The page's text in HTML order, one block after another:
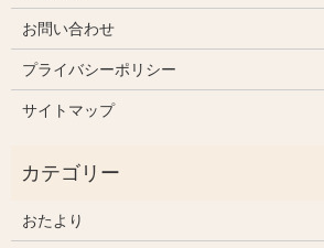
お問い合わせ
プライバシーポリシー
サイトマップ
おたより